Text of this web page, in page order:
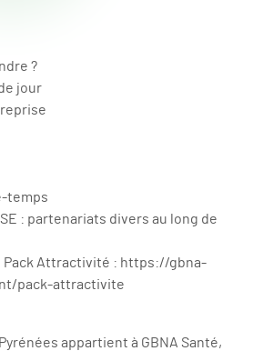
?
jour
temps
: partenariats divers au long de
Pack Attractivité : https://gbna-
pack-attractivite
appartient à GBNA Santé,